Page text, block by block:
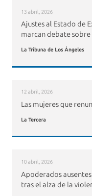
13 abril, 2026
Ajustes al Estado de
marcan debate
La Tribuna de Los Ángeles
12 abril, 2026
Las mujeres que
La Tercera
10 abril, 2026
Apoderados
tras el alza de la